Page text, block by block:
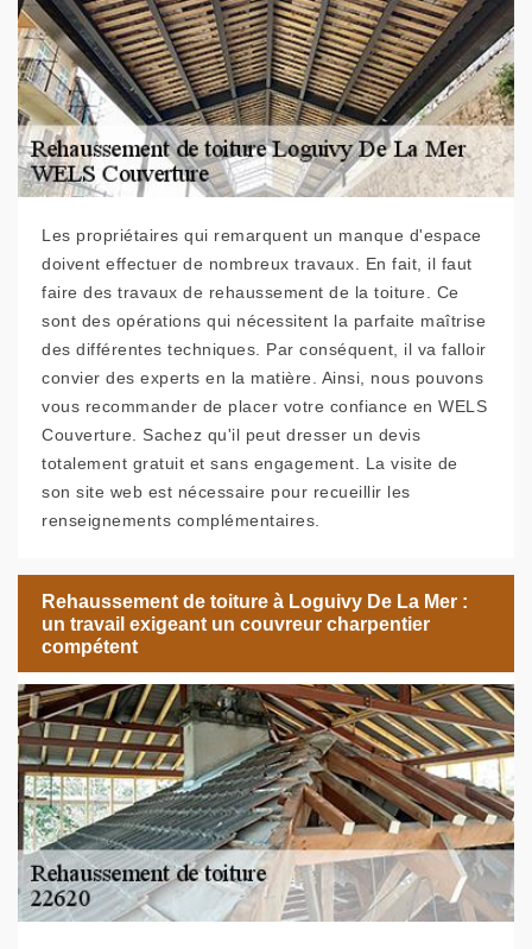
Les propriétaires qui remarquent un manque d'espace
doivent effectuer de nombreux travaux. En fait, il faut
faire des travaux de rehaussement de la toiture. Ce
sont des opérations qui nécessitent la parfaite maîtrise
des différentes techniques. Par conséquent, il va falloir
convier des experts en la matière. Ainsi, nous pouvons
vous recommander de placer votre confiance en WELS
Couverture. Sachez qu'il peut dresser un devis
totalement gratuit et sans engagement. La visite de
son site web est nécessaire pour recueillir les
renseignements complémentaires.
Rehaussement de toiture à Loguivy De La Mer :
un travail exigeant un couvreur charpentier
compétent